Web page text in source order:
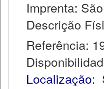
Imprenta:
Descrição
Referência:
Localização: